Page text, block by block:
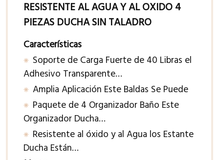
RESISTENTE AL AGUA Y AL OXIDO 4
PIEZAS DUCHA SIN TALADRO
Características
Soporte de Carga Fuerte de 40 Libras el
Adhesivo Transparente…
Amplia Aplicación Este Baldas Se Puede
Paquete de 4 Organizador Baño Este
Organizador Ducha…
Resistente al óxido y al Agua los Estante
Ducha Están…